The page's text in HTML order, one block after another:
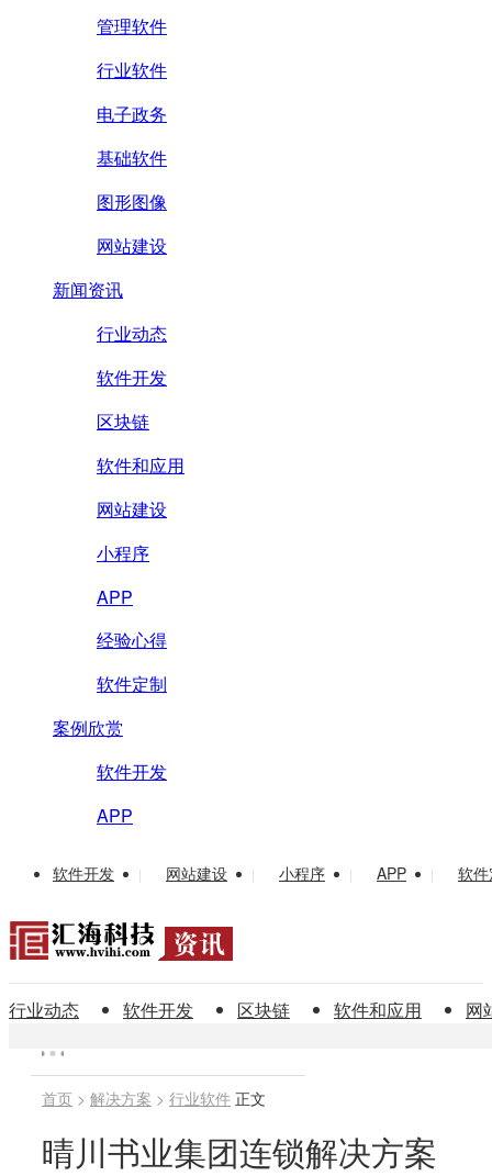
管理软件
行业软件
电子政务
基础软件
图形图像
网站建设
新闻资讯
行业动态
软件开发
区块链
软件和应用
网站建设
小程序
APP
经验心得
软件定制
案例欣赏
软件开发
APP
软件开发 | 网站建设 | 小程序 | APP | 软
行业动态 软件开发 区块链 软件和应用 网
首页 > 解决方案 > 行业软件 正文
晴川书业集团连锁解决方案